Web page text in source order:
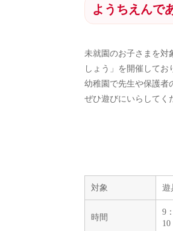
ようちえんで
未就園のお子さまを対
しょう」を開催してお
幼稚園で先生や保護者
ぜひ遊びにいらしてく
対象 遊
時間
9